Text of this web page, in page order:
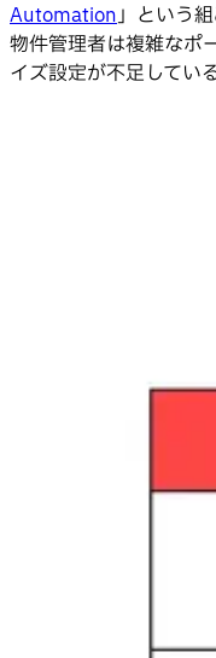
Automation」という
物件管理者は複雑なポ
イズ設定が不足してい